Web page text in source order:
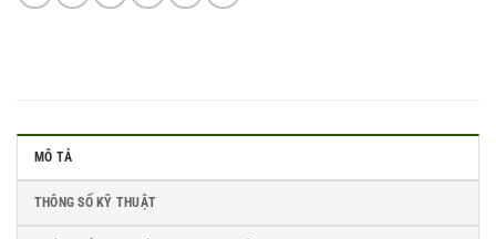
MÔ TẢ
THÔNG SỐ KỸ THUẬT